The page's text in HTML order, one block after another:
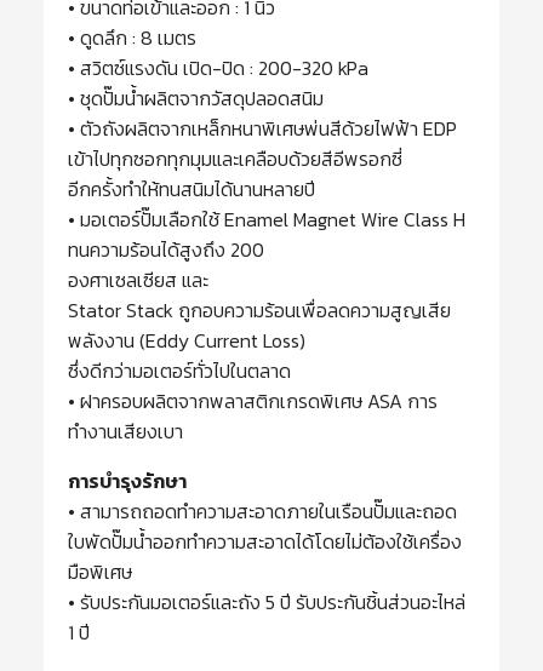
• ขนาดท่อเข้าและออก : 1 นิ้ว
• ดูดลึก : 8 เมตร
• สวิตซ์แรงดัน เปิด-ปิด : 200-320 kPa
• ชุดปั๊มน้ำผลิตจากวัสดุปลอดสนิม
• ตัวถังผลิตจากเหล็กหนาพิเศษพ่นสีด้วยไฟฟ้า EDP
เข้าไปทุกซอกทุกมุมและเคลือบด้วยสีอีพรอกซี่
อีกครั้งทำให้ทนสนิมได้นานหลายปี
• มอเตอร์ปั๊มเลือกใช้ Enamel Magnet Wire Class H
ทนความร้อนได้สูงถึง 200
องศาเซลเซียส และ
Stator Stack ถูกอบความร้อนเพื่อลดความสูญเสีย
พลังงาน (Eddy Current Loss)
ซึ่งดีกว่ามอเตอร์ทั่วไปในตลาด
• ฝาครอบผลิตจากพลาสติกเกรดพิเศษ ASA การ
ทำงานเสียงเบา
การบำรุงรักษา
• สามารถถอดทำความสะอาดภายในเรือนปั๊มและถอด
ใบพัดปั๊มน้ำออกทำความสะอาดได้โดยไม่ต้องใช้เครื่อง
มือพิเศษ
• รับประกันมอเตอร์และถัง 5 ปี รับประกันชิ้นส่วนอะไหล่
1 ปี